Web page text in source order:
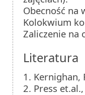
Obecność na
Kolokwium
Zaliczenie na
Literatura
1. Kernighan,
2. Press